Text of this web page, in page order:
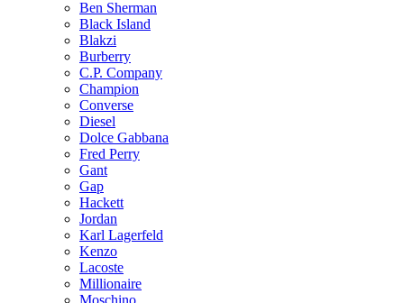
Ben Sherman
Black Island
Blakzi
Burberry
C.P. Company
Champion
Converse
Diesel
Dolce Gabbana
Fred Perry
Gant
Gap
Hackett
Jordan
Karl Lagerfeld
Kenzo
Lacoste
Millionaire
Moschino